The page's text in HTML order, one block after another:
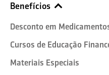
Benefícios
Desconto em
Cursos de Educação
Materiais Especiais